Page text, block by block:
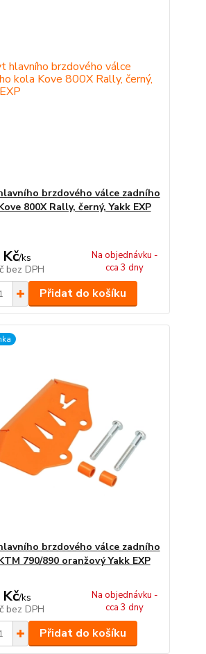
brzdového válce zadního
800X Rally, černý, Yakk EXP
/ks
bez DPH
Na objednávku -
cca 3 dny
Přidat do košíku
brzdového válce zadního
790/890 oranžový Yakk EXP
/ks
bez DPH
Na objednávku -
cca 3 dny
Přidat do košíku